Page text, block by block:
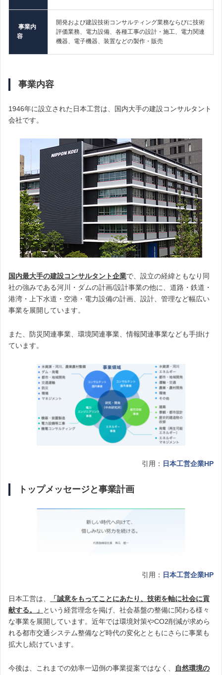
事業内
容
開発および建設技術コンサルティング業務ならびに技術
評価業務、電力設備、各種工事の設計・施工、電力関連
機器、電子機器、装置などの製作・販売
事業内容
1946年に設立された日本工営は、国内大手の建設コンサルタント
会社です。
国内最大手の建設コンサルタント企業で、設立の経緯ともなり同
社の強みである河川・ダムの計画/設計事業の他に、道路・鉄道・
港湾・上下水道・空港・電力設備の計画、設計、管理など幅広い
事業を展開しています。
また、防災関連事業、環境関連事業、情報関連事業なども手掛け
ています。
引用： 日本工営企業HP
トップメッセージと事業計画
引用： 日本工営企業HP
日本工営は、
「誠意をもってことにあたり、技術を軸に社会に貢
献する。」 という経営理念を掲げ、社会基盤の整備に関わる様々
な事業を展開しています。近年では環境対策やCO2削減が求めら
れる都市交通システム整備など時代の変化とともにさらに事業も
拡大し続けています。
今後は、これまでの効率一辺倒の事業提案ではなく、
自然環境の